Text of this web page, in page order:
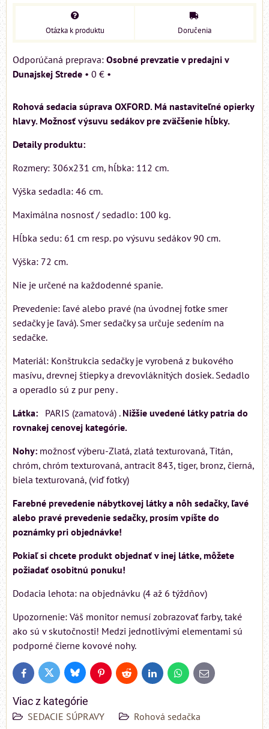
Otázka k produktu Doručenia
Osobné prevzatie v predajni v
Dunajskej Strede • 0 € •
Rohová sedacia súprava OXFORD. Má nastaviteľné opierky
hlavy. Možnosť výsuvu sedákov pre zväčšenie hĺbky.
Detaily produktu:
Rozmery: 306x231 cm, hĺbka: 112 cm.
Výška sedadla: 46 cm.
Maximálna nosnosť / sedadlo: 100 kg.
Hĺbka sedu: 61 cm resp. po výsuvu sedákov 90 cm.
Výška: 72 cm.
Nie je určené na každodenné spanie.
Prevedenie: ľavé alebo pravé (na úvodnej fotke smer
sedačky je ľavá). Smer sedačky sa určuje sedením na
sedačke.
Materiál: Konštrukcia sedačky je vyrobená z bukového
masívu, drevnej štiepky a drevovláknitých dosiek. Sedadlo
a operadlo sú z pur peny .
Látka: PARIS (zamatová) . Nižšie uvedené látky patria do
rovnakej cenovej kategórie.
Nohy: možnosť výberu-Zlatá, zlatá texturovaná, Titán,
chróm, chróm texturovaná, antracit 843, tiger, bronz, čierná,
biela texturovaná, (viď fotky)
Farebné prevedenie nábytkovej látky a nôh sedačky, ľavé
alebo pravé prevedenie sedačky, prosím vpíšte do
poznámky pri objednávke!
Pokiaľ si chcete produkt objednať v inej látke, môžete
požiadať osobitnú ponuku!
Dodacia lehota: na objednávku (4 až 6 týždňov)
Upozornenie: Váš monitor nemusí zobrazovať farby, také
ako sú v skutočnosti! Medzi jednotlivými elementami sú
podporné čierne kovové nohy.
FacebookTwitter BlueskyPinterestReddit LinkedInWhatsApp
E-
mail
Viac z kategórie
SEDACIE SÚPRAVY Rohová sedačka